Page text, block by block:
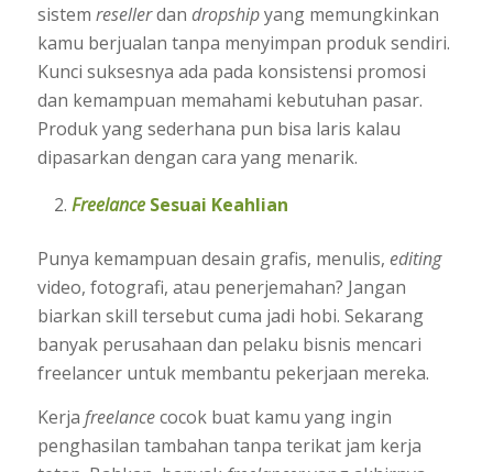
sistem resellerdan dropshipyang memungkinkan
kamu berjualan tanpa menyimpan produk sendiri.
Kunci suksesnya ada pada konsistensi promosi
dan kemampuan memahami kebutuhan pasar.
Produk yang sederhana pun bisa laris kalau
dipasarkan dengan cara yang menarik.
FreelanceSesuai Keahlian
Punya kemampuan desain grafis, menulis, editing
video, fotografi, atau penerjemahan? Jangan
biarkan skill tersebut cuma jadi hobi. Sekarang
banyak perusahaan dan pelaku bisnis mencari
freelancer untuk membantu pekerjaan mereka.
Kerja freelancecocok buat kamu yang ingin
penghasilan tambahan tanpa terikat jam kerja